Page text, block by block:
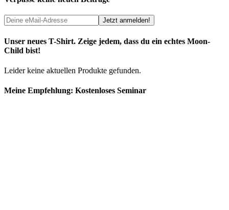
Unser neues T-Shirt. Zeige jedem, dass du ein echtes Moon-
Child bist!
Leider keine aktuellen Produkte gefunden.
Meine Empfehlung: Kostenloses Seminar